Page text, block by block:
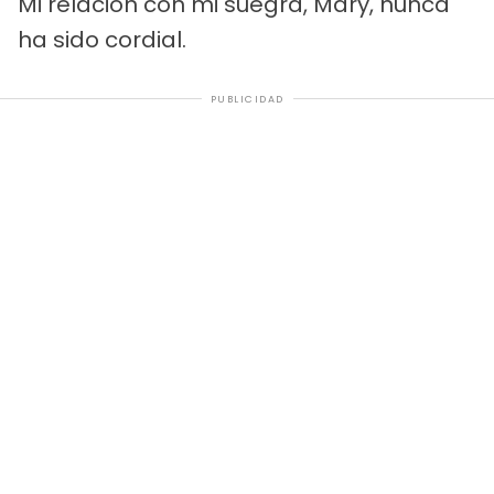
ha sido cordial.
PUBLICIDAD